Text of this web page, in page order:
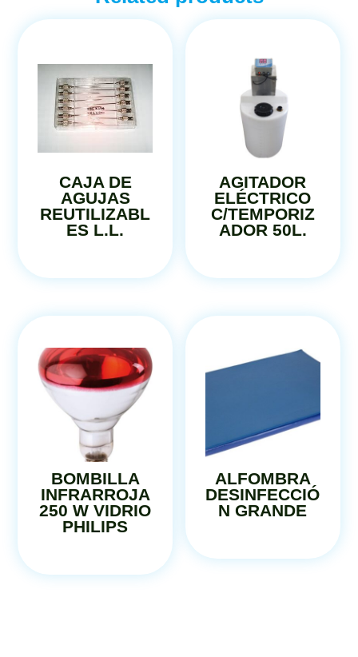
CAJA DE
AGUJAS
REUTILIZABL
ES L.L.
AGITADOR
ELÉCTRICO
C/TEMPORIZ
ADOR 50L.
BOMBILLA
INFRARROJA
250 W VIDRIO
PHILIPS
ALFOMBRA
DESINFECCIÓ
N GRANDE